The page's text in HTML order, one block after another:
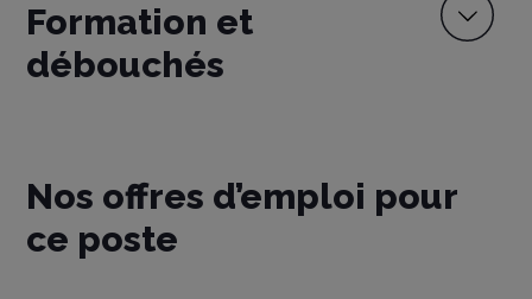
Formation et
débouchés
Nos offres d’emploi pour
ce poste